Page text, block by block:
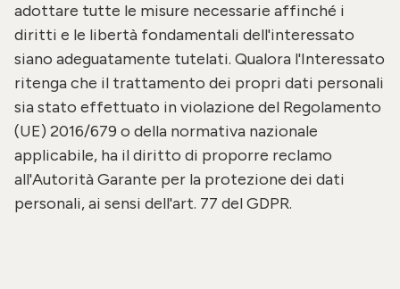
adottare tutte le misure necessarie affinché i
diritti e le libertà fondamentali dell'interessato
siano adeguatamente tutelati. Qualora l'Interessato
ritenga che il trattamento dei propri dati personali
sia stato effettuato in violazione del Regolamento
(UE) 2016/679 o della normativa nazionale
applicabile, ha il diritto di proporre reclamo
all'Autorità Garante per la protezione dei dati
personali, ai sensi dell'art. 77 del GDPR.